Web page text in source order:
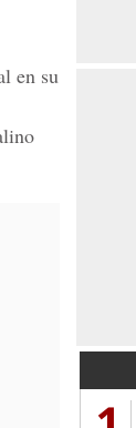
en su